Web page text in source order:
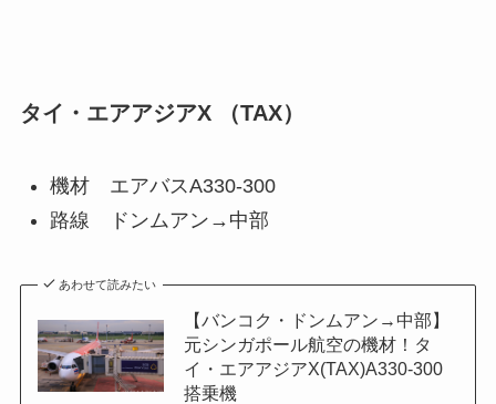
タイ・エアアジアX （TAX）
機材 エアバスA330-300
路線 ドンムアン→中部
あわせて読みたい
【バンコク・ドンムアン→中部】
元シンガポール航空の機材！タ
イ・エアアジアX(TAX)A330-300
搭乗機